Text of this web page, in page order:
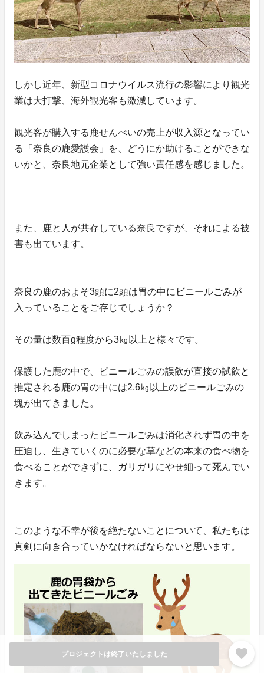
プロジェクトは終了いたしました favorite
しかし近年、新型コロナウイルス流行の影響により観光
業は大打撃、海外観光客も激減しています。
観光客が購入する鹿せんべいの売上が収入源となってい
る「奈良の鹿愛護会」を、どうにか助けることができな
いかと、奈良地元企業として強い責任感を感じました。
また、鹿と人が共存している奈良ですが、それによる被
害も出ています。
奈良の鹿のおよそ3頭に2頭は胃の中にビニールごみが
入っていることをご存じでしょうか？
その量は数百g程度から3㎏以上と様々です。
保護した鹿の中で、ビニールごみの誤飲が直接の試飲と
推定される鹿の胃の中には2.6㎏以上のビニールごみの
塊が出てきました。
飲み込んでしまったビニールごみは消化されず胃の中を
圧迫し、生きていくのに必要な草などの本来の食べ物を
食べることができずに、ガリガリにやせ細って死んでい
きます。
このような不幸が後を絶たないことについて、私たちは
真剣に向き合っていかなければならないと思います。